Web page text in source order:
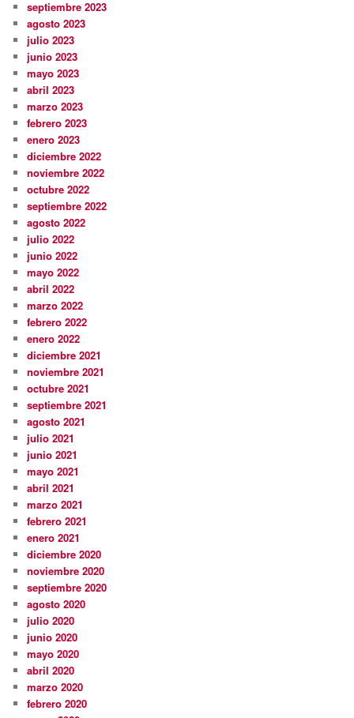
septiembre 2023
agosto 2023
julio 2023
junio 2023
mayo 2023
abril 2023
marzo 2023
febrero 2023
enero 2023
diciembre 2022
noviembre 2022
octubre 2022
septiembre 2022
agosto 2022
julio 2022
junio 2022
mayo 2022
abril 2022
marzo 2022
febrero 2022
enero 2022
diciembre 2021
noviembre 2021
octubre 2021
septiembre 2021
agosto 2021
julio 2021
junio 2021
mayo 2021
abril 2021
marzo 2021
febrero 2021
enero 2021
diciembre 2020
noviembre 2020
septiembre 2020
agosto 2020
julio 2020
junio 2020
mayo 2020
abril 2020
marzo 2020
febrero 2020